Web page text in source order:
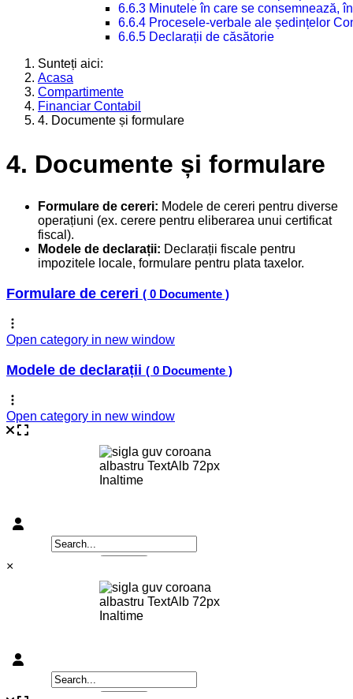
6.6.3 Minutele în care se consemnează,
6.6.4 Procesele-verbale ale ședințelor
6.6.5 Declarații de căsătorie
Sunteți aici:
Acasa
Compartimente
Financiar Contabil
4. Documente și formulare
4. Documente și formulare
Formulare de cereri: Modele de cereri pentru diverse
operațiuni (ex. cerere pentru eliberarea unui certificat
fiscal).
Modele de declarații: Declarații fiscale pentru
impozitele locale, formulare pentru plata taxelor.
Formulare de cereri ( 0 Documente )
Open category in new window
Modele de declarații ( 0 Documente )
Open category in new window
×